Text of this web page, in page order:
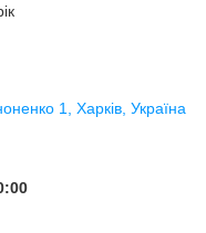
1, Харків, Україна